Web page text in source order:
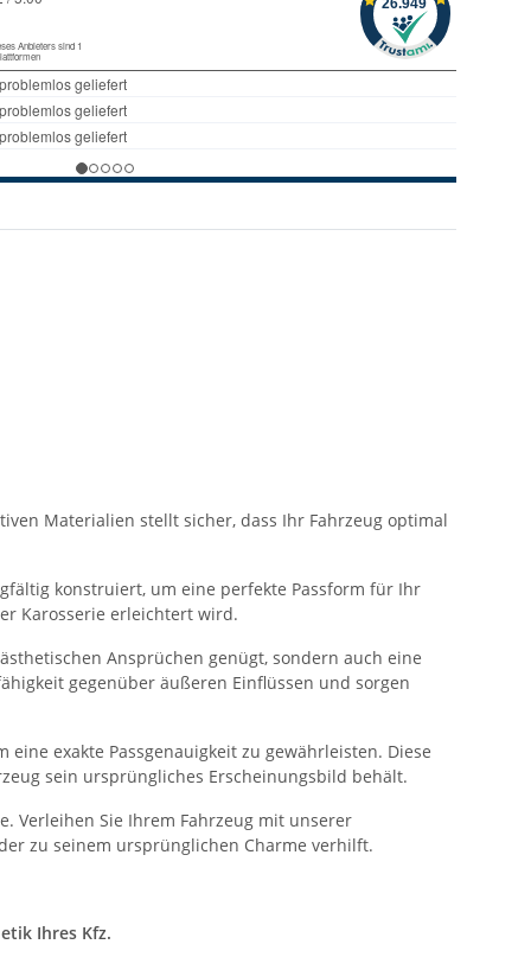
Materialien stellt sicher, dass Ihr Fahrzeug optimal
konstruiert, um eine perfekte Passform für Ihr
Karosserie erleichtert wird.
Ansprüchen genügt, sondern auch eine
gegenüber äußeren Einflüssen und sorgen
exakte Passgenauigkeit zu gewährleisten. Diese
sein ursprüngliches Erscheinungsbild behält.
Verleihen Sie Ihrem Fahrzeug mit unserer
zu seinem ursprünglichen Charme verhilft.
Ihres Kfz.